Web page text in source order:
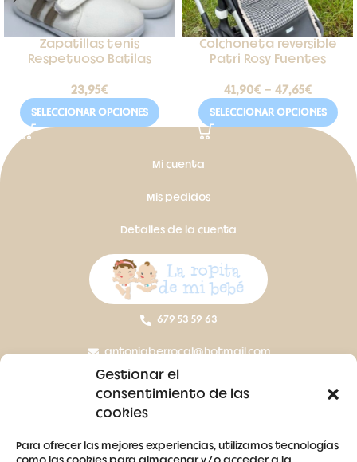
Gestionar el
consentimiento de las
cookies
Para ofrecer las mejores experiencias, utilizamos tecnologías
Zapatillas tenis
Respetuoso Batilas
23,95€
SELECCIONAR OPCIONES
Colchoneta reversible
Patri Rosy Fuentes
41,90€ - 47,65€
SELECCIONAR OPCIONES
Mi cuenta
Mis pedidos
Detalles de la cuenta
679 53 59 63
antoniaberrocal@hotmail.com